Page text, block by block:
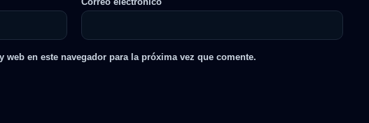
en este navegador para la próxima vez que comente.